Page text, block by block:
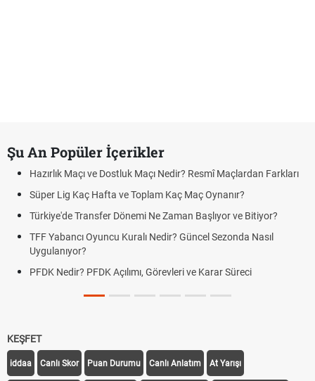
Şu An Popüler İçerikler
Hazırlık Maçı ve Dostluk Maçı Nedir? Resmî Maçlardan Farkları
Süper Lig Kaç Hafta ve Toplam Kaç Maç Oynanır?
Türkiye'de Transfer Dönemi Ne Zaman Başlıyor ve Bitiyor?
TFF Yabancı Oyuncu Kuralı Nedir? Güncel Sezonda Nasıl
Uygulanıyor?
PFDK Nedir? PFDK Açılımı, Görevleri ve Karar Süreci
KEŞFET
iddaa Canlı Skor Puan Durumu Canlı Anlatım At Yarışı